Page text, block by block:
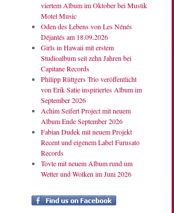
viertem Album im Oktober bei Mustik
Motel Music
Oden des Lebens von Les Nénés
Déjantés am 18.09.2026
Girls in Hawaii mit erstem
Studioalbum seit zehn Jahren bei
Capitane Records
Philipp Rüttgers Trio veröffentlicht
von Erik Satie inspiriertes Album im
September 2026
Achim Seifert Project mit neuem
Album Ende September 2026
Fabian Dudek mit neuem Projekt
Recent und eigenem Label Furusato
Records
Tovte mit neuem Album rund um
Wetter und Wolken im Juni 2026